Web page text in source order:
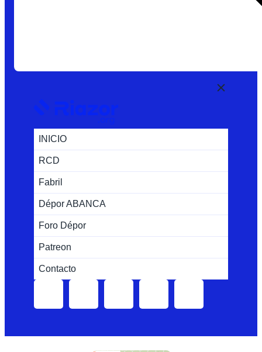
INICIO
RCD
Fabril
Dépor ABANCA
Foro Dépor
Patreon
Contacto